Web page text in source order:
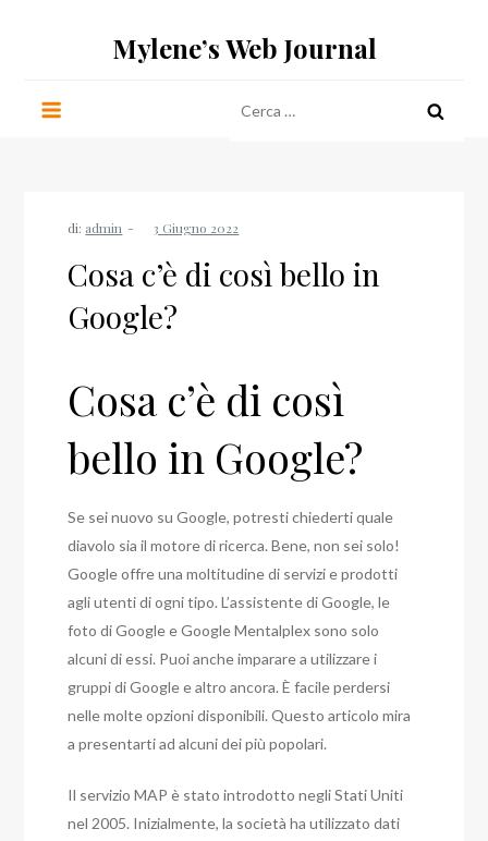
Mylene’s Web Journal
per:
di: admin
Cosa c’è di così bello in
Google?
Cosa c’è di così
bello in Google?
Se sei nuovo su Google, potresti chiederti quale
diavolo sia il motore di ricerca. Bene, non sei solo!
Google offre una moltitudine di servizi e prodotti
agli utenti di ogni tipo. L’assistente di Google, le
foto di Google e Google Mentalplex sono solo
alcuni di essi. Puoi anche imparare a utilizzare i
gruppi di Google e altro ancora. È facile perdersi
nelle molte opzioni disponibili. Questo articolo mira
a presentarti ad alcuni dei più popolari.
Il servizio MAP è stato introdotto negli Stati Uniti
nel 2005. Inizialmente, la società ha utilizzato dati